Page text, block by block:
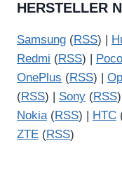
HERSTELLER
Samsung (RSS) |
Redmi (RSS) | Poco
OnePlus (RSS) |
(RSS) | Sony (RSS)
Nokia(RSS) | HTC
ZTE (RSS)